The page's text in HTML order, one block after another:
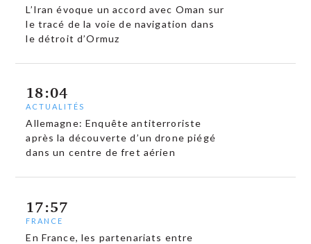
L’Iran évoque un accord avec Oman sur
le tracé de la voie de navigation dans
le détroit d’Ormuz
18:04
ACTUALITÉS
Allemagne: Enquête antiterroriste
après la découverte d’un drone piégé
dans un centre de fret aérien
17:57
FRANCE
En France, les partenariats entre